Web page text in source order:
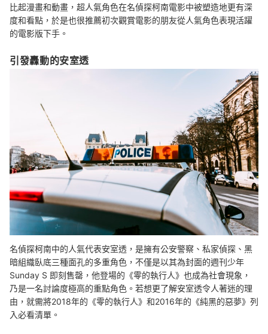
比起漫畫和動畫，超人氣角色在名偵探柯南電影中被塑造地更有深
度和看點，於是也很推薦初次觀賞電影的朋友從人氣角色表現活躍
的電影版下手。
引發轟動的安室透
名偵探柯南中的人氣代表安室透，是擁有公安警察、私家偵探、黑
暗組織臥底三種面孔的多重角色，不僅是以其為封面的週刊少年
Sunday S 即刻售罄，他登場的《零的執行人》也成為社會現象，
乃是一名討論度極高的重點角色。若想更了解安室透令人著迷的理
由，就需將2018年的《零的執行人》和2016年的《純黑的惡夢》列
入必看清單。